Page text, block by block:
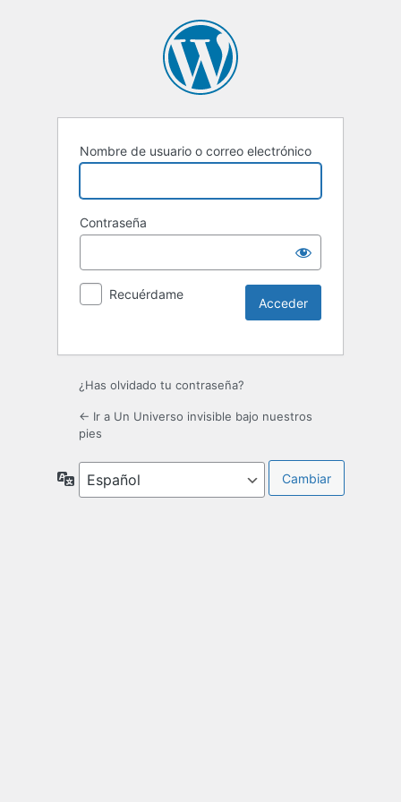
Nombre de usuario o correo electrónico
Contraseña
Recuérdame
¿Has olvidado tu contraseña?
← Ir a Un Universo invisible bajo nuestros
pies
Idioma